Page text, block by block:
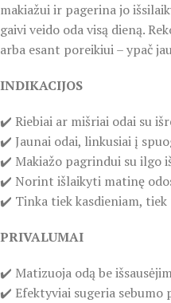
makiažui ir pagerina jo
gaivi veido oda visą dieną.
arba esant poreikiui – ypač
INDIKACIJOS
✔️ Riebiai ar mišriai odai su
✔️ Jaunai odai, linkusiai į
✔️ Makiažo pagrindui su ilgo
✔️ Norint išlaikyti matinę
✔️ Tinka tiek kasdieniam,
PRIVALUMAI
✔️ Matizuoja odą be
✔️ Efektyviai sugeria sebumo